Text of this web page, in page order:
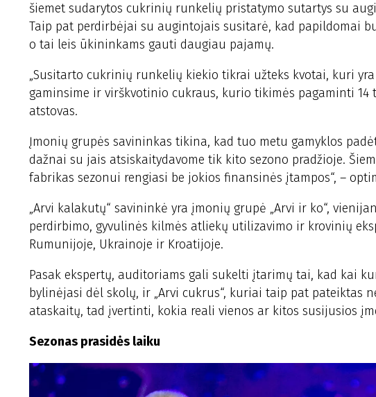
šiemet sudarytos cukrinių runkelių pristatymo sutartys su
Taip pat perdirbėjai su augintojais susitarė, kad papildomai
o tai leis ūkininkams gauti daugiau pajamų.
„Susitarto cukrinių runkelių kiekio tikrai užteks kvotai, kuri
gaminsime ir virškvotinio cukraus, kurio tikimės pagaminti 14
atstovas.
Įmonių grupės savininkas tikina, kad tuo metu gamyklos
dažnai su jais atsiskaitydavome tik kito sezono pradžioje.
fabrikas sezonui rengiasi be jokios finansinės įtampos“, –
„Arvi kalakutų“ savininkė yra įmonių grupė „Arvi ir ko“,
perdirbimo, gyvulinės kilmės atliekų utilizavimo ir krovinių
Rumunijoje, Ukrainoje ir Kroatijoje.
Pasak ekspertų, auditoriams gali sukelti įtarimų tai, kad kai
bylinėjasi dėl skolų, ir „Arvi cukrus“, kuriai taip pat pateiktas
ataskaitų, tad įvertinti, kokia reali vienos ar kitos susijusios
Sezonas prasidės laiku